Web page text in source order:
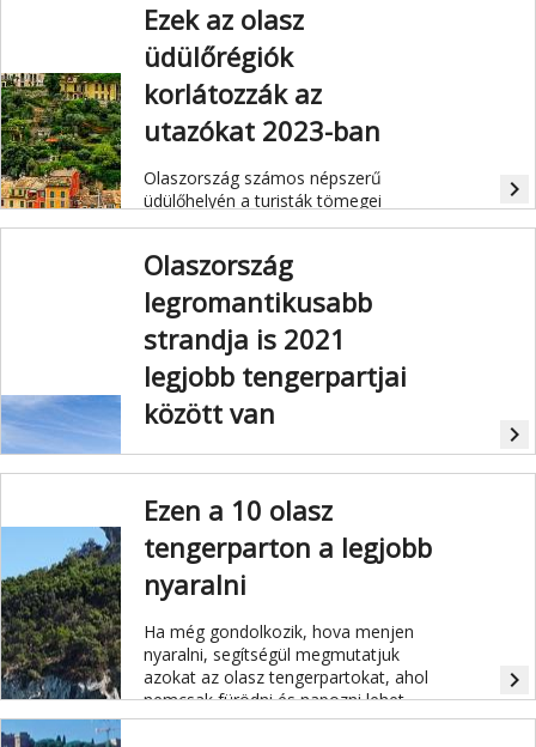
Ezek az olasz
üdülőrégiók
korlátozzák az
utazókat 2023-ban
Olaszország számos népszerű
üdülőhelyén a turisták tömegei
gondot okoznak a helyieknek. Ezért
be az utazók korlátozására és a
túlturizmus elleni küzdelemre.
navigate_next
Olaszország
legromantikusabb
strandja is 2021
legjobb tengerpartjai
között van
Kék zászlós elismerésben részesült
mentén helyezkednek el, és olyan
Camogli, amelynek színes házai a
türkizkék vízre néznek.
navigate_next
Ezen a 10 olasz
tengerparton a legjobb
nyaralni
Ha még gondolkozik, hova menjen
nyaralni, segítségül megmutatjuk
azokat az olasz tengerpartokat, ahol
nemcsak fürödni és napozni lehet,
hanem kulturális látnivalók is bőven
navigate_next